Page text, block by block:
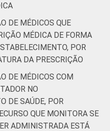
DE MÉDICOS QUE
MÉDICA DE FORMA
POR
DA PRESCRIÇÃO
DE MÉDICOS COM
NO
DE SAÚDE, POR
QUE MONITORA SE
ADMINISTRADA ESTÁ